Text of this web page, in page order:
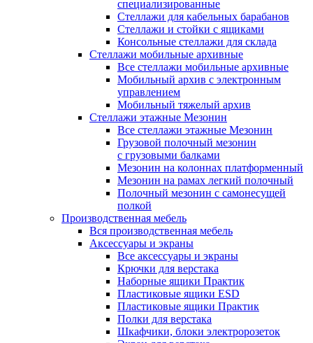
специализированные
Стеллажи для кабельных барабанов
Стеллажи и стойки с ящиками
Консольные стеллажи для склада
Стеллажи мобильные архивные
Все стеллажи мобильные архивные
Мобильный архив с электронным
управлением
Мобильный тяжелый архив
Стеллажи этажные Мезонин
Все стеллажи этажные Мезонин
Грузовой полочный мезонин
с грузовыми балками
Мезонин на колоннах платформенный
Мезонин на рамах легкий полочный
Полочный мезонин с самонесущей
полкой
Производственная мебель
Вся производственная мебель
Аксессуары и экраны
Все аксессуары и экраны
Крючки для верстака
Наборные ящики Практик
Пластиковые ящики ESD
Пластиковые ящики Практик
Полки для верстака
Шкафчики, блоки электророзеток